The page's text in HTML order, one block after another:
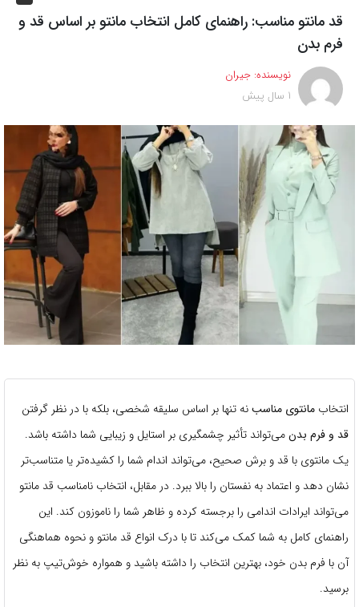
قد مانتو مناسب: راهنمای کامل انتخاب مانتو بر اساس قد و
فرم بدن
نویسنده: جیران
1 سال پیش
انتخاب مانتوی مناسبنه تنها بر اساس سلیقه شخصی، بلکه با در نظر گرفتن
قد و فرم بدنمی‌تواند تأثیر چشمگیری بر استایل و زیبایی شما داشته باشد.
یک مانتوی با قد و برش صحیح، می‌تواند اندام شما را کشیده‌تر یا متناسب‌تر
نشان دهد و اعتماد به نفستان را بالا ببرد. در مقابل، انتخاب نامناسب قد مانتو
می‌تواند ایرادات اندامی را برجسته کرده و ظاهر شما را ناموزون کند. این
راهنمای کامل به شما کمک می‌کند تا با درک انواع قد مانتو و نحوه هماهنگی
آن با فرم بدن خود، بهترین انتخاب را داشته باشید و همواره خوش‌تیپ به نظر
برسید.